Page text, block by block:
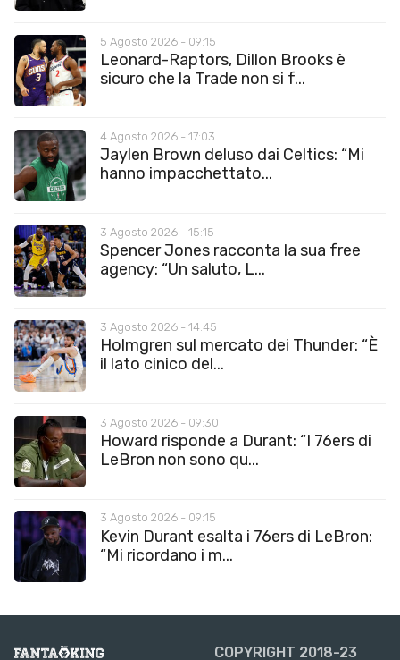
5 Agosto 2026 - 09:15
Leonard-Raptors, Dillon Brooks è
sicuro che la Trade non si f...
4 Agosto 2026 - 17:03
Jaylen Brown deluso dai Celtics: “Mi
hanno impacchettato...
3 Agosto 2026 - 15:15
Spencer Jones racconta la sua free
agency: “Un saluto, L...
3 Agosto 2026 - 14:45
Holmgren sul mercato dei Thunder: “È
il lato cinico del...
3 Agosto 2026 - 09:30
Howard risponde a Durant: “I 76ers di
LeBron non sono qu...
3 Agosto 2026 - 09:15
Kevin Durant esalta i 76ers di LeBron:
“Mi ricordano i m...
COPYRIGHT 2018-23